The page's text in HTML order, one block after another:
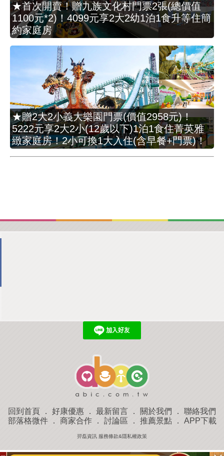
★首次開賣！贈九族文化村門票2張(總價值
1100元*2)！4099元享2大2幼1泊1食升等住簡
約家庭房
★贈2大2小義大樂園門票(價值2958元)！
5222元享2大2小(12歲以下)1泊1食住菁英雅
緻家庭房！2小可換1大入住(含早餐+門票)！
回到首頁 ． 好康優惠 ． 最新留言 ． 關於我們 ． 聯絡我們
部落格微件． 商家合作． 討論區 ． 推薦景點． APP下載
羿磊資訊 服務條款&隱私權政策